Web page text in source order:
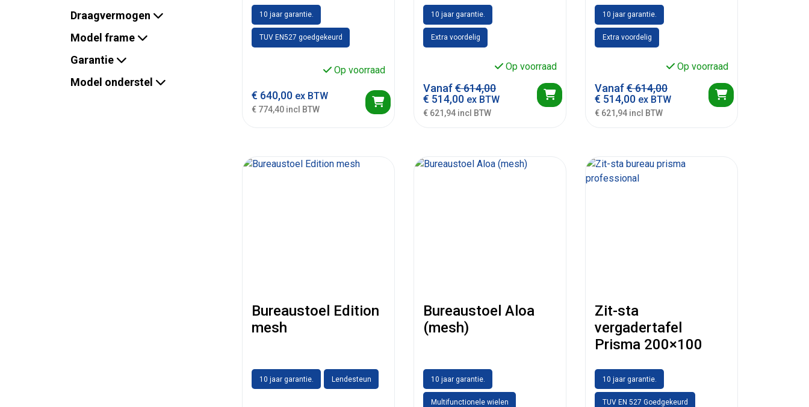
Draagvermogen
Model frame
Garantie
Model onderstel
10 jaar garantie.
TUV EN527 goedgekeurd
Op voorraad
€ 640,00 ex BTW
€ 774,40 incl BTW
10 jaar garantie.
Extra voordelig
Op voorraad
Vanaf€614,00
€ 514,00 ex BTW
€ 621,94 incl BTW
10 jaar garantie.
Extra voordelig
Op voorraad
Vanaf€614,00
€ 514,00 ex BTW
€ 621,94 incl BTW
Bureaustoel Edition
mesh
10 jaar garantie. Lendesteun
Bureaustoel Aloa
(mesh)
10 jaar garantie.
Multifunctionele wielen
Zit-sta
vergadertafel
Prisma 200×100
10 jaar garantie.
TUV EN 527 Goedgekeurd